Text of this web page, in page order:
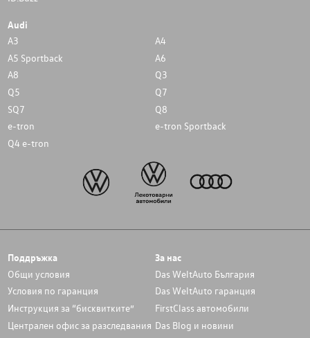
Audi
A3
A4
A5 Sportback
A6
A8
Q3
Q5
Q7
SQ7
Q8
e-tron
e-tron Sportback
Q4 e-tron
Поддръжка
Общи условия
Условия по гаранция
Инструкция за “бисквитките”
Централен офис за разследвания
За нас
Das WeltAuto България
Das WeltAuto гаранция
FirstClass автомобили
Das Blog и новини